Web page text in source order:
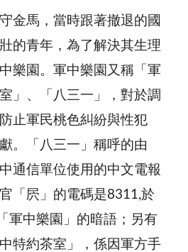
金馬，當時跟著撤退的國
的青年，為了解決其生理
樂園。軍中樂園又稱「軍
」、「八三一」，對於調
止軍民桃色糾紛與性犯
。「八三一」稱呼的由
通信單位使用的中文電報
「屄」的電碼是8311,於
軍中樂園」的暗語；另有
特約茶室」，係因軍方手